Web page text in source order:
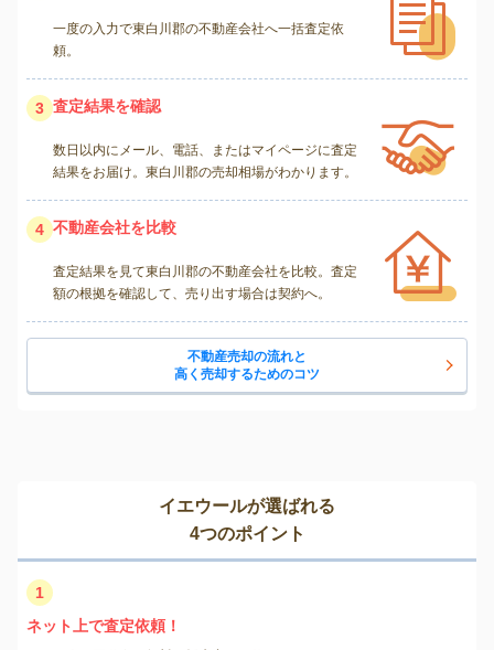
一度の入力で東白川郡の不動産会社へ一括査定依
頼。
3 査定結果を確認
数日以内にメール、電話、またはマイページに査定
結果をお届け。東白川郡の売却相場がわかります。
4 不動産会社を比較
査定結果を見て東白川郡の不動産会社を比較。査定
額の根拠を確認して、売り出す場合は契約へ。
不動産売却の流れと
高く売却するためのコツ
イエウールが選ばれる
4つのポイント
1
ネット上で査定依頼！